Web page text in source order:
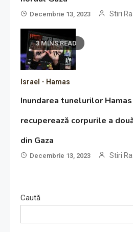
Decembrie 13, 2023 Stiri
3 MINS READ
Israel - Hamas
Inundarea tunelurilor
recuperează corpurile a
din Gaza
Decembrie 13, 2023 Stiri
Caută